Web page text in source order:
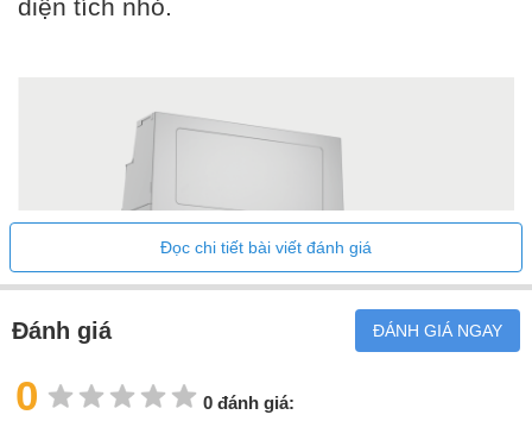
diện tích nhỏ.
Đọc chi tiết bài viết đánh giá
Đánh giá ĐÁNH GIÁ NGAY
0 0 đánh giá: